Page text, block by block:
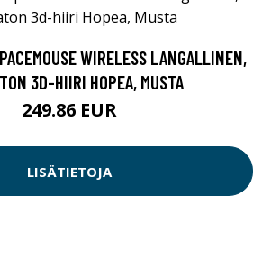
WIRELESS LANGALLINEN,
3D-HIIRI HOPEA, MUSTA
249.86 EUR
LISÄTIETOJA